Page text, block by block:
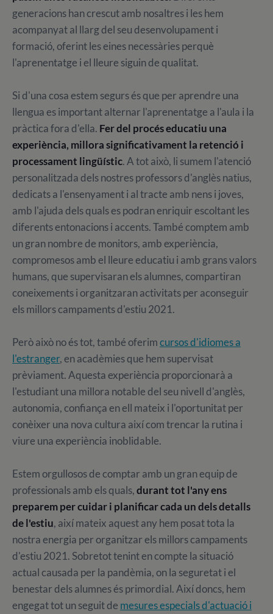
generacions han crescut amb nosaltres i les hem
acompanyat al llarg del seu desenvolupament i
formació, oferint les eines necessàries perquè
l'aprenentatge i el lleure siguin de qualitat.
Si d'una cosa estem segurs és que per aprendre una
llengua es important alternar l'aprenentatge a l'aula i la
pràctica fora d'ella. Fer del procés educatiu una
experiència, millora significativament la retenció i
processament lingüístic. A tot això, li sumem l'atenció
personalitzada dels nostres professors d'anglès natius,
dedicats a l'ensenyament i al tracte amb nens i joves,
amb l'ajuda dels quals es podran enriquir escoltant les
diferents entonacions i accents. També comptem amb
un gran nombre de monitors, amb experiència,
compromesos amb el lleure educatiu i amb grans valors
humans, que supervisaran els alumnes, compartiran
coneixements i organitzaran activitats per aconseguir
els millors campaments d'estiu 2021.
Però això no és tot, també oferimcursos d'idiomes a
l'estranger, en acadèmies que hem supervisat
prèviament. Aquesta experiència proporcionarà a
l'estudiant una millora notable del seu nivell d'anglès,
autonomia, confiança en ell mateix i l'oportunitat per
conèixer una nova cultura així com trencar la rutina i
viure una experiència inoblidable.
Estem orgullosos de comptar amb un gran equip de
professionals amb els quals,durant tot l'any ens
preparem per cuidar i planificar cada un dels detalls
de l'estiu, així mateix aquest any hem posat tota la
nostra energia per organitzar els millors campaments
d'estiu 2021. Sobretot tenint en compte la situació
actual causada per la pandèmia, on la seguretat i el
benestar dels alumnes és primordial. Així doncs, hem
engegat tot un seguit de mesures especials d'actuació i